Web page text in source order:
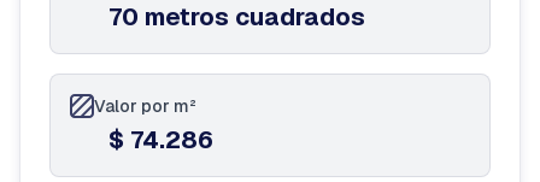
70 metros cuadrados
Valor por m²
$ 74.286